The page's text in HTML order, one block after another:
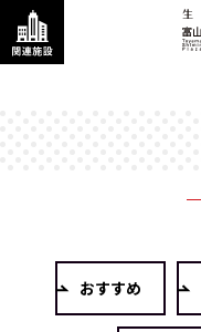
おすすめ